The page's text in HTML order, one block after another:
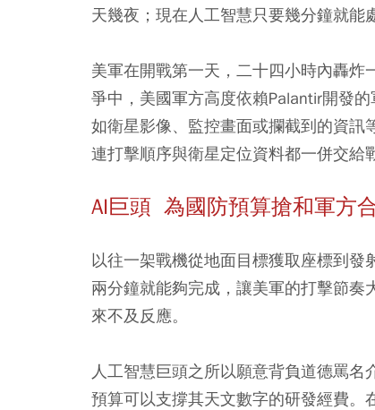
天幾夜；現在人工智慧只要幾分鐘就能
美軍在開戰第一天，二十四小時內轟
爭中，美國軍方高度依賴Palantir開發
如衛星影像、監控畫面或攔截到的資訊
連打擊順序與衛星定位資料都一併交給
AI巨頭 為國防預算搶和軍方
以往一架戰機從地面目標獲取座標到
兩分鐘就能夠完成，讓美軍的打擊節
來不及反應。
人工智慧巨頭之所以願意背負道德罵
預算可以支撐其天文數字的研發經費。